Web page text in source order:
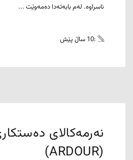
ناسراوە. لەم بابەتەدا دەمەوێت ...
:10 ساڵ پێش
نەرمەکالای
(ARDOUR)